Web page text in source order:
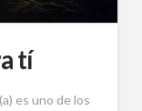
tí
es uno de los